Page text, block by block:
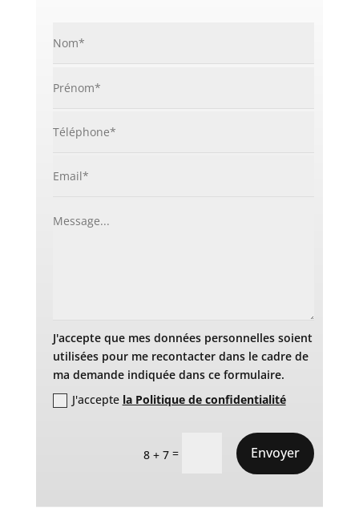
J'accepte que mes données personnelles soient
utilisées pour me recontacter dans le cadre de
ma demande indiquée dans ce formulaire.
J'accepte la Politique de confidentialité
8 + 7 = Envoyer